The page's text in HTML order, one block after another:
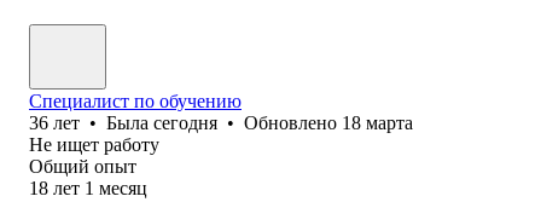
Специалист по обучению
36 лет • Была сегодня • Обновлено 18 марта
Не ищет работу
Общий опыт
18 лет 1 месяц